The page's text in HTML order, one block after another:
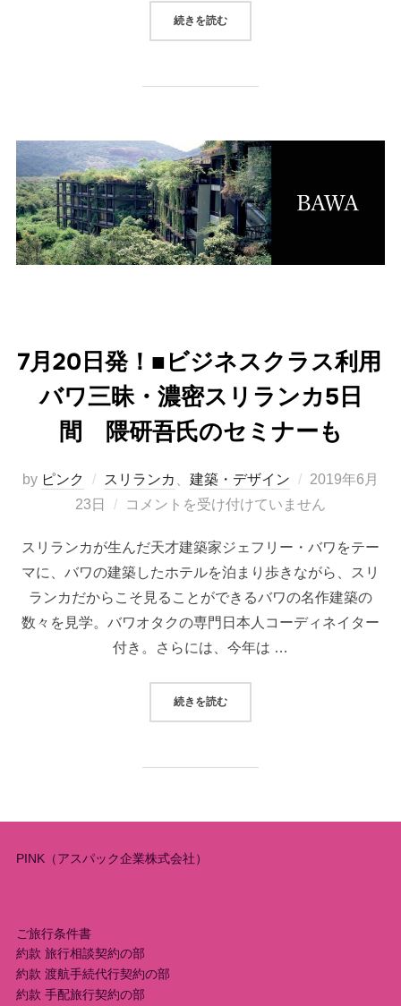
続きを読む“那須「アートビオトープ レジデ
7月20日発！■ビジネスクラス利用
バワ三昧・濃密スリランカ5日
間 隈研吾氏のセミナーも
by ピンク スリランカ 建築・デザイン
投
稿
2019年6月
23日
コメントを受け付けていません
スリランカが生んだ天才建築家ジェフリー・バワをテー
マに、バワの建築したホテルを泊まり歩きながら、スリ
ランカだからこそ見ることができるバワの名作建築の
数々を見学。バワオタクの専門日本人コーディネイター
付き。さらには、今年は …
続きを読む“7月20日発！■ビジネスクラス利
PINK（アスパック企業株式会社）
ご旅行条件書
約款 旅行相談契約の部
約款 渡航手続代行契約の部
約款 手配旅行契約の部